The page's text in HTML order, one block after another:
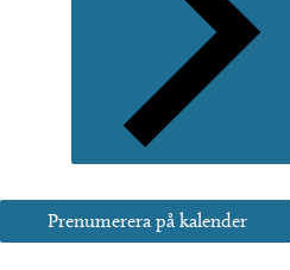
Prenumerera på kalender